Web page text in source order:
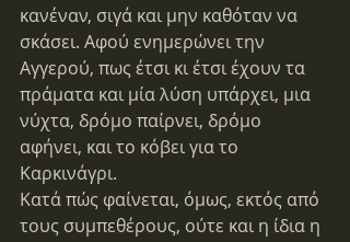
κανέναν, σιγά και μην καθόταν να
σκάσει. Αφού ενημερώνει την
Αγγερού, πως έτσι κι έτσι έχουν τα
πράματα και μία λύση υπάρχει, μια
νύχτα, δρόμο παίρνει, δρόμο
αφήνει, και το κόβει για το
Καρκινάγρι.
Κατά πώς φαίνεται, όμως, εκτός από
τους συμπεθέρους, ούτε και η ίδια η